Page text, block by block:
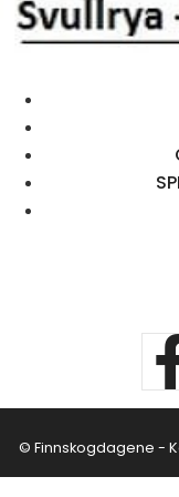
© Finnskogdagene -